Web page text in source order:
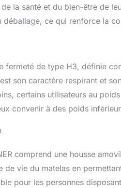
laissé
maximale
la santé et du bien-être de
déballage, ce qui renforce la
fermeté de type H3, définie
son caractère respirant et
certains utilisateurs au
convenir à des poids
comprend une housse
de vie du matelas en
pour les personnes